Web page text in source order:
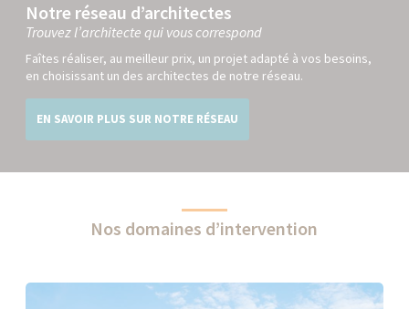
Notre réseau d’architectes
Trouvez l’architecte qui vous correspond
Faîtes réaliser, au meilleur prix, un projet adapté à vos besoins,
en choisissant un des architectes de notre réseau.
EN SAVOIR PLUS SUR NOTRE RÉSEAU
Nos domaines d’intervention